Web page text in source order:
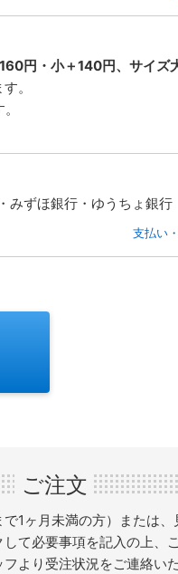
円・小＋140円、サイズ
。
みずほ銀行・ゆうちょ銀行
支払い
ご注文
1ヶ月未満の方）または
て必要事項を記入の上、
より受注状況をご連絡いた